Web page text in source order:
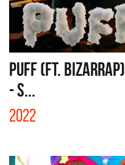
PUFF (FT. BIZARRAP)
- S...
2022